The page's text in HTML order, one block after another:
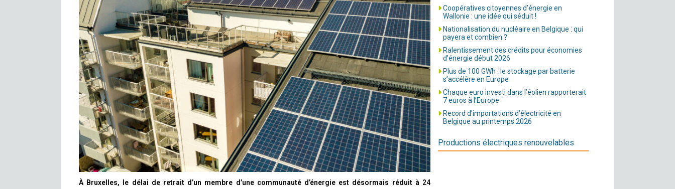
À Bruxelles, le délai de retrait d’un membre d’une communauté d’énergie est désormais réduit à 24
Coopératives citoyennes d’énergie en
Wallonie : une idée qui séduit !
Nationalisation du nucléaire en Belgique : qui
payera et combien ?
Ralentissement des crédits pour économies
d’énergie début 2026
Plus de 100 GWh : le stockage par batterie
s’accélère en Europe
Chaque euro investi dans l’éolien rapporterait
7 euros à l’Europe
Record d’importations d’électricité en
Belgique au printemps 2026
Productions électriques renouvelables